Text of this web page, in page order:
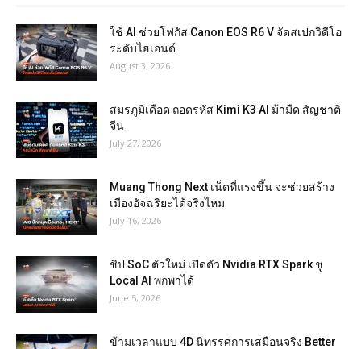
ใช้ AI ช่วยโฟกัส Canon EOS R6 V จัดสเปกวิดีโอ
ระดับไฮเอนด์
August 3, 2026
สมรภูมิเดือด ถอดรหัส Kimi K3 AI ม้ามืด สัญชาติ
จีน
July 27, 2026
Muang Thong Next เน็ตที่แรงขึ้น จะช่วยสร้าง
เมืองอัจฉริยะได้จริงไหม
July 16, 2026
ชิป SoC ตัวใหม่ เปิดตัว Nvidia RTX Spark ชู
Local AI พกพาได้
June 5, 2026
ข้ามเวลาแบบ 4D นิทรรศการเสมือนจริง Better